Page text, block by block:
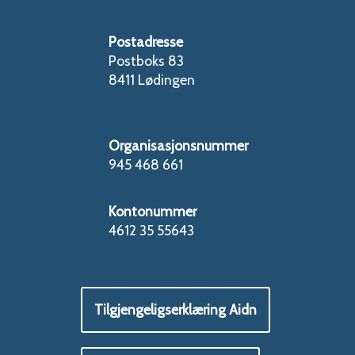
Postadresse
Postboks 83
8411 Lødingen
Organisasjonsnummer
945 468 661
Kontonummer
4612 35 55643
Tilgjengeligserklæring Aidn